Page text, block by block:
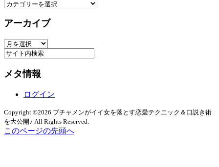
カ
ゴ
ー
アーカイブ
ア
ー
イ
メタ情報
ログイン
Copyright ©2026 ブチャメンがイイ女を落とす恋愛テクニック＆口説き術
を大公開♪ All Rights Reserved.
このページの先頭へ